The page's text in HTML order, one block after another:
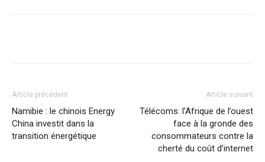
Article précédent
Namibie : le chinois Energy
China investit dans la
transition énergétique
Article suivant
Télécoms: l’Afrique de l’ouest
face à la gronde des
consommateurs contre la
cherté du coût d’internet